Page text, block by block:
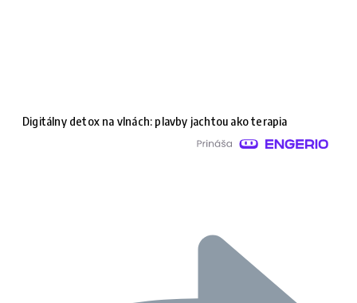
Digitálny detox na vlnách: plavby jachtou ako terapia